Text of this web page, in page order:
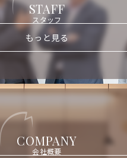
STAFF
スタッフ
もっと見る
COMPANY
会社概要